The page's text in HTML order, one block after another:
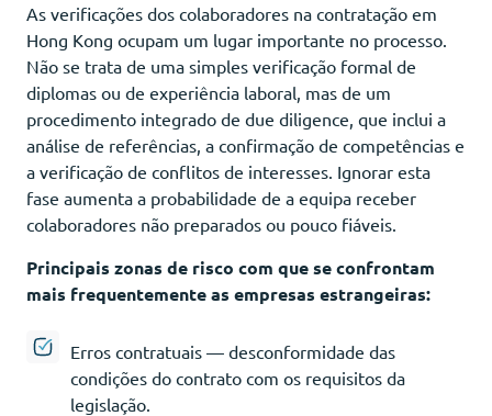
As verificações dos colaboradores na contratação em
Hong Kong ocupam um lugar importante no processo.
Não se trata de uma simples verificação formal de
diplomas ou de experiência laboral, mas de um
procedimento integrado de due diligence, que inclui a
análise de referências, a confirmação de competências e
a verificação de conflitos de interesses. Ignorar esta
fase aumenta a probabilidade de a equipa receber
colaboradores não preparados ou pouco fiáveis.
Principais zonas de risco com que se confrontam
mais frequentemente as empresas estrangeiras:
Erros contratuais — desconformidade das
condições do contrato com os requisitos da
legislação.